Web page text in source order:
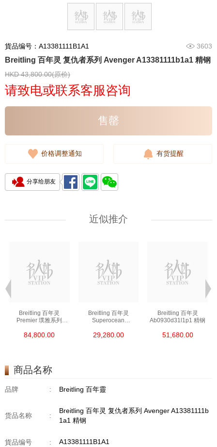
貨品编号：A13381111B1A1 3603
Breitling 百年灵 复仇者系列 Avenger A13381111b1a1 精钢
HKD 43,800.00(原价)
请致电或联系客服咨询
售罄
价格调整通知 有货提醒
分享给朋友
近似推介
Breitling 百年灵
Premier 璞雅系列
84,800.00
Breitling 百年灵
Superocean
A17376a31l1s1 精钢
29,280.00
Breitling 百年灵
Ab0930d31l1p1 精钢
51,680.00
商品名称
品牌 : Breitling 百年靈
货品名称 :
Breitling 百年灵 复仇者系列 Avenger A13381111b
1a1 精钢
貨品编号 : A13381111B1A1